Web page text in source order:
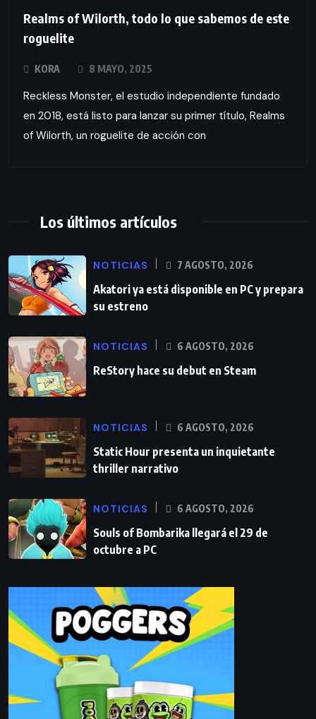
Realms of Wilorth, todo lo que sabemos de este
roguelite
KORA 8 MAYO, 2025
Reckless Monster, el estudio independiente fundado
en 2018, está listo para lanzar su primer título, Realms
of Wilorth, un roguelite de acción con
Los últimos artículos
NOTICIAS 7 AGOSTO, 2026
Akatori ya está disponible en PC y prepara
su estreno
NOTICIAS 6 AGOSTO, 2026
ReStory hace su debut en Steam
NOTICIAS 6 AGOSTO, 2026
Static Hour presenta un inquietante
thriller narrativo
NOTICIAS 6 AGOSTO, 2026
Souls of Bombarika llegará el 29 de
octubre a PC